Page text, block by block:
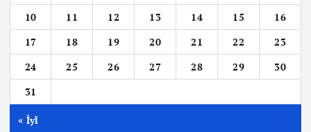
10
11 12 13 14 15
16
17
18 19 20 21 22
23
24
25 26 27 28 29
30
31
« İyl